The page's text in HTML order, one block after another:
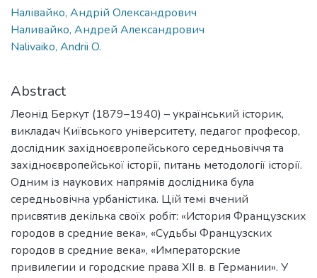
Налівайко, Андрій Олександрович
Наливайко, Андрей Александрович
Nalivaiko, Andrii O.
Abstract
Леонід Беркут (1879–1940) – український історик,
викладач Київського університету, педагог професор,
дослідник західноєвропейського середньовіччя та
західноєвропейської історії, питань методології історії.
Одним із наукових напрямів дослідника була
середньовічна урбаністика. Цій темі вчений
присвятив декілька своїх робіт: «История Французских
городов в средние века», «Судьбы Французских
городов в средние века», «Императорские
привилегии и городские права XII в. в Германии». У